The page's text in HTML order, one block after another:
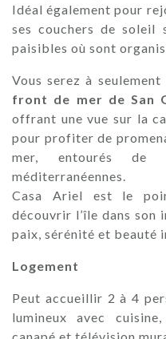
Idéal également pour
ses couchers de soleil
paisibles où sont
Vous serez à
front de mer de San
offrant une vue sur la
pour profiter de
mer, entourés de
méditerranéennes.
Casa Ariel est le
découvrir l’île dans son
paix, sérénité et beauté
Logement
Peut accueillir 2 à 4
lumineux avec